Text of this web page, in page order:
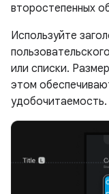
второстепенных
Используйте
или списки.
этом
удобочитаемость.